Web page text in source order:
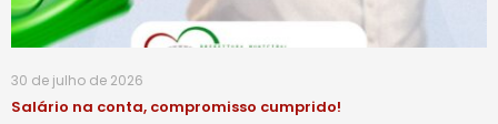
30 de julho de 2026
Salário na conta, compromisso cumprido!